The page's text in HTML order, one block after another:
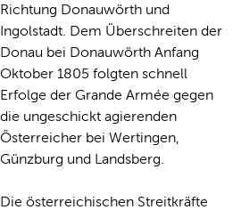
Richtung Donauwörth und
Ingolstadt. Dem Überschreiten der
Donau bei Donauwörth Anfang
Oktober 1805 folgten schnell
Erfolge der Grande Armée gegen
die ungeschickt agierenden
Österreicher bei Wertingen,
Günzburg und Landsberg.
Die österreichischen Streitkräfte